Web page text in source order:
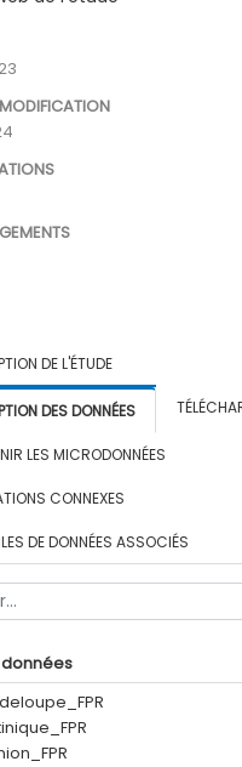
DE L'ÉTUDE
DES DONNÉES
LES MICRODONNÉES
CONNEXES
DE DONNÉES ASSOCIÉS